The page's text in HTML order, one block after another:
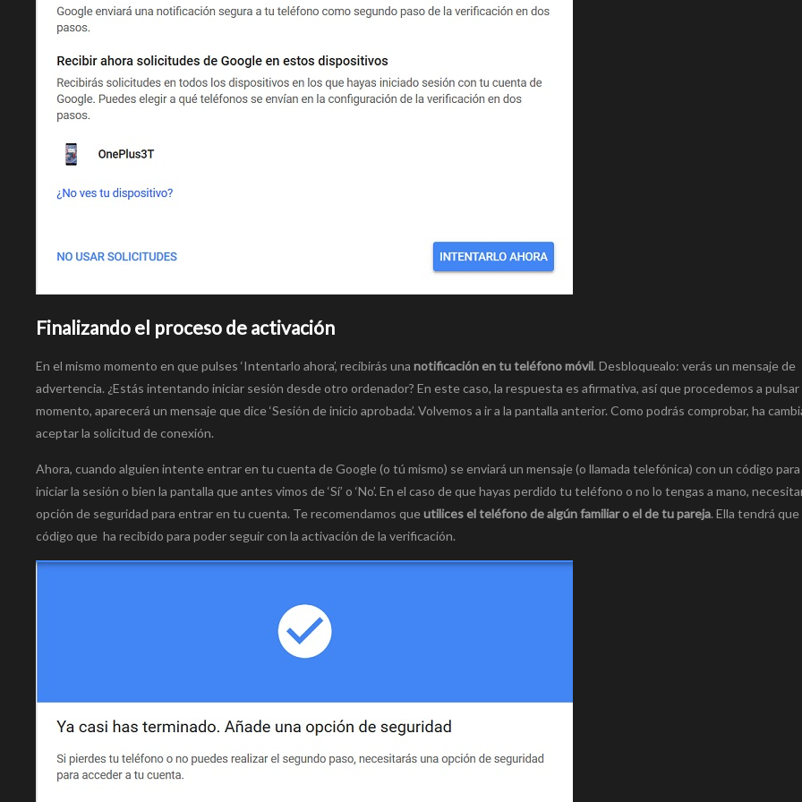
Finalizando el proceso de activación
En el mismo momento en que pulses ‘Intentarlo ahora’, recibirás una notificación en tu teléfono móvil. Desbloquealo: verás un mensaje de
advertencia. ¿Estás intentando iniciar sesión desde otro ordenador? En este caso, la respuesta es afirmativa, así que procedemos a pulsar
momento, aparecerá un mensaje que dice ‘Sesión de inicio aprobada’. Volvemos a ir a la pantalla anterior. Como podrás comprobar, ha
aceptar la solicitud de conexión.
Ahora, cuando alguien intente entrar en tu cuenta de Google (o tú mismo) se enviará un mensaje (o llamada telefónica) con un código
iniciar la sesión o bien la pantalla que antes vimos de ‘Sí’ o ‘No’. En el caso de que hayas perdido tu teléfono o no lo tengas a mano,
opción de seguridad para entrar en tu cuenta. Te recomendamos queutilices el teléfono de algún familiar o el de tu pareja. Ella tendrá
código que ha recibido para poder seguir con la activación de la verificación.